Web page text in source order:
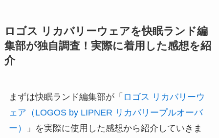
ロゴス リカバリーウェアを快眠ランド編
集部が独自調査！実際に着用した感想を紹
介
まずは快眠ランド編集部が「 ロゴス リカバリーウ
ェア（LOGOS by LIPNER リカバリープルオーバ
ー）
」を実際に使用した感想から紹介していきま